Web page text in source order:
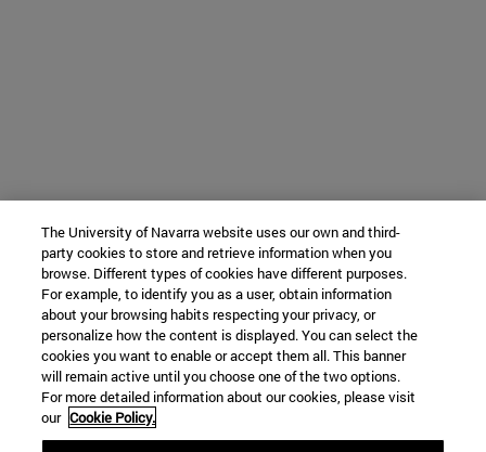
The University of Navarra website uses our own and third-
party cookies to store and retrieve information when you
browse. Different types of cookies have different purposes.
For example, to identify you as a user, obtain information
about your browsing habits respecting your privacy, or
personalize how the content is displayed. You can select the
cookies you want to enable or accept them all. This banner
will remain active until you choose one of the two options.
For more detailed information about our cookies, please visit
our Cookie Policy.